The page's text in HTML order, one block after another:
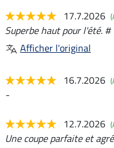
17.7.2026
Superbe haut pour l'été. #
Afficher l'original
16.7.2026
-
12.7.2026
Une coupe parfaite et